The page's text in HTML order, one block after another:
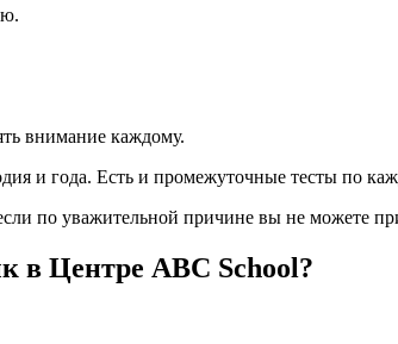
внимание каждому.
и года. Есть и промежуточные тесты по
по уважительной причине вы не можете
в Центре ABC School?